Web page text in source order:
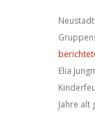
Elia
Jahre alt